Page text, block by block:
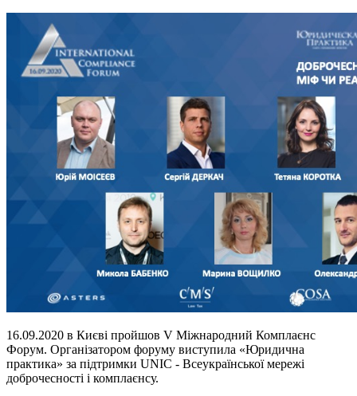
16.09.2020 в Києві пройшов V Міжнародний Комплаєнс
Форум. Організатором форуму виступила «Юридична
практика» за підтримки UNIC - Всеукраїнської мережі
доброчесності і комплаєнсу.